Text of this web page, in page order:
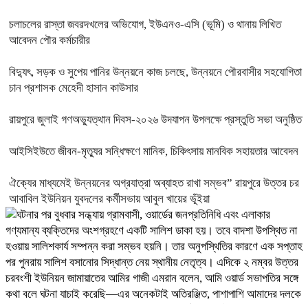
চলাচলের রাস্তা জবরদখলের অভিযোগ, ইউএনও-এসি (ভূমি) ও থানায় লিখিত
আবেদন পৌর কর্মচারীর
বিদ্যুৎ, সড়ক ও সুপেয় পানির উন্নয়নে কাজ চলছে, উন্নয়নে পৌরবাসীর সহযোগিতা
চান প্রশাসক মেহেদী হাসান কাউসার
রায়পুরে জুলাই গণঅভ্যুত্থান দিবস-২০২৬ উদযাপন উপলক্ষে প্রস্তুতি সভা অনুষ্ঠিত
আইসিইউতে জীবন-মৃত্যুর সন্ধিক্ষণে মানিক, চিকিৎসায় মানবিক সহায়তার আবেদন
ঐক্যের মাধ্যমেই উন্নয়নের অগ্রযাত্রা অব্যাহত রাখা সম্ভব” রায়পুরে উত্তর চর
আবাবিল ইউনিয়ন যুবদলের কর্মীসভায় আবুল খায়ের ভূঁইয়া